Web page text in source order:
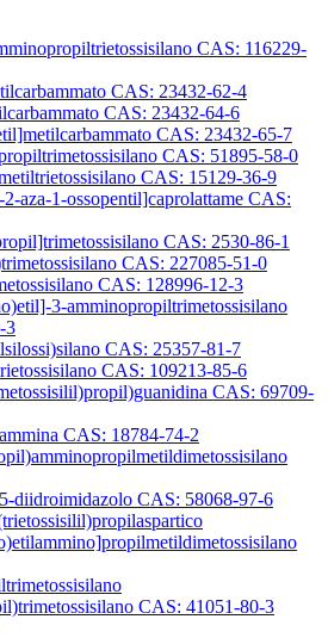
CAS: 116229-
CAS: 23432-62-4
CAS: 23432-64-6
CAS: 23432-65-7
CAS: 51895-58-0
CAS: 15129-36-9
aza-1-ossopentil]caprolattame CAS:
CAS: 2530-86-1
CAS: 227085-51-0
CAS: 128996-12-3
3-amminopropiltrimetossisilano
3
CAS: 25357-81-7
CAS: 109213-85-6
CAS: 69709-
CAS: 18784-74-2
diidroimidazolo CAS: 58068-97-6
CAS: 41051-80-3